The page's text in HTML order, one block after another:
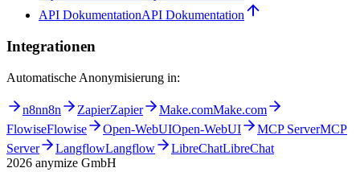
API DokumentationAPI Dokumentation
Integrationen
Automatische Anonymisierung in:
n8nn8n ZapierZapier Make.comMake.com
FlowiseFlowise Open-WebUIOpen-WebUI MCP ServerMCP
Server
LangflowLangflow LibreChatLibreChat
2026 anymize GmbH